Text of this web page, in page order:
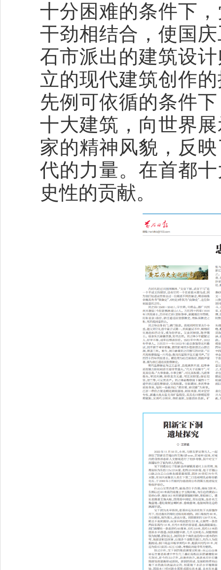
十分困难的条件下
干劲相结合，使国
石市派出的建筑设
立的现代建筑创作
先例可依循的条件
十大建筑，向世界
家的精神风貌，反
代的力量。在首都
史性的贡献。